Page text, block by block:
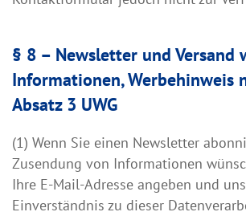
§ 8 – Newsletter und Versand
Informationen, Werbehinweis
Absatz 3 UWG
(1) Wenn Sie einen Newsletter
Zusendung von Informationen
Ihre E-Mail-Adresse angeben und
Einverständnis zu dieser